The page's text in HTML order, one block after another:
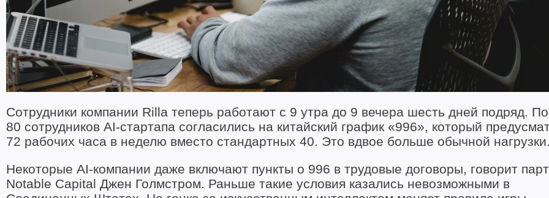
Сотрудники компании Rilla теперь работают с 9 утра до 9 вечера шесть дней подряд.
80 сотрудников AI-стартапа согласились на китайский график «996», который
72 рабочих часа в неделю вместо стандартных 40. Это вдвое больше обычной нагрузки.
Некоторые AI-компании даже включают пункты о 996 в трудовые договоры, говорит
Notable Capital Джен Голмстром. Раньше такие условия казались невозможными в